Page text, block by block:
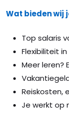
Wat bieden wij
Top salaris
Flexibiliteit
Meer leren?
Reiskosten,
Je werkt op